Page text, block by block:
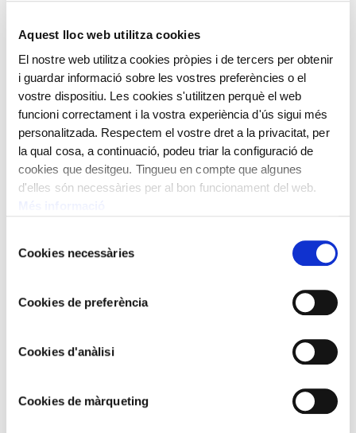
Aquest lloc web utilitza cookies
El nostre web utilitza cookies pròpies i de tercers per obtenir
i guardar informació sobre les vostres preferències o el
vostre dispositiu. Les cookies s'utilitzen perquè el web
funcioni correctament i la vostra experiència d'ús sigui més
personalitzada. Respectem el vostre dret a la privacitat, per
la qual cosa, a continuació, podeu triar la configuració de
cookies que desitgeu. Tingueu en compte que algunes
d'elles són necessàries per al bon funcionament del web.
deCookies necessàries
Cookies de preferència
Cookies d'anàlisi
Cookies de màrqueting
MARIÀ FORTUNY I MARSAL